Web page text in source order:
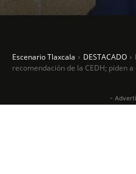
Escenario Tlaxcala DESTACADO
recomendación de la CEDH; piden a
-